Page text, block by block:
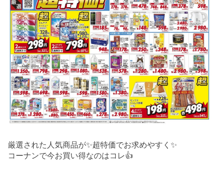
厳選された人気商品が✨超特価でお求めやすく✨
コーナンで今お買い得なのはコレ👍